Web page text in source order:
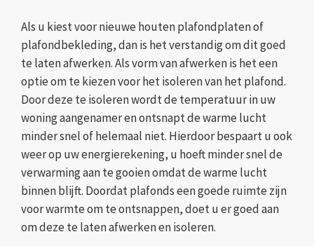
Als u kiest voor nieuwe houten plafondplaten of
plafondbekleding, dan is het verstandig om dit goed
te laten afwerken. Als vorm van afwerken is het een
optie om te kiezen voor het isoleren van het plafond.
Door deze te isoleren wordt de temperatuur in uw
woning aangenamer en ontsnapt de warme lucht
minder snel of helemaal niet. Hierdoor bespaart u ook
weer op uw energierekening, u hoeft minder snel de
verwarming aan te gooien omdat de warme lucht
binnen blijft. Doordat plafonds een goede ruimte zijn
voor warmte om te ontsnappen, doet u er goed aan
om deze te laten afwerken en isoleren.